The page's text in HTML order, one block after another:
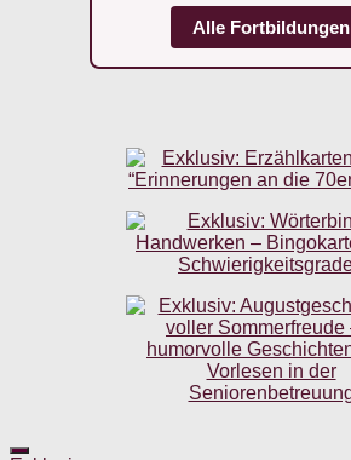
Alle Fortbildungen